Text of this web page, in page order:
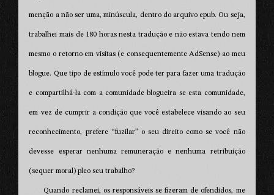
menção a não ser uma, minúscula, dentro do arquivo epub. Ou seja,
trabalhei mais de 180 horas nesta tradução e não estava tendo nem
mesmo o retorno em visitas (e consequentemente AdSense) ao meu
blogue. Que tipo de estímulo você pode ter para fazer uma tradução
e compartilhá-la com a comunidade blogueira se esta comunidade,
em vez de cumprir a condição que você estabelece visando ao seu
reconhecimento, prefere “fuzilar” o seu direito como se você não
devesse esperar nenhuma remuneração e nenhuma retribuição
(sequer moral) pleo seu trabalho?
Quando reclamei, os responsáveis se fizeram de ofendidos, me